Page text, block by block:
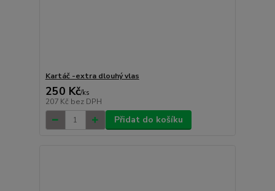
Kartáč -extra dlouhý vlas
250 Kč/ks
207 Kč bez DPH
Přidat do košíku